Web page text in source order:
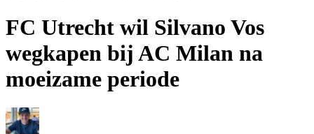
FC Utrecht wil Silvano Vos
wegkapen bij AC Milan na
moeizame periode